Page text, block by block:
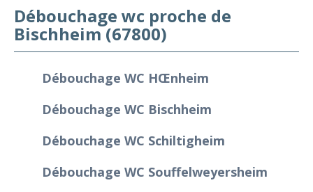
Débouchage wc proche de
Bischheim (67800)
Débouchage WC Hœnheim
Débouchage WC Bischheim
Débouchage WC Schiltigheim
Débouchage WC Souffelweyersheim